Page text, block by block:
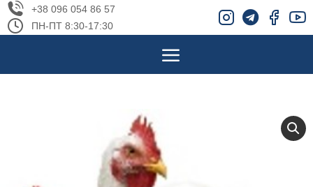
+38 096 054 86 57
ПН-ПТ 8:30-17:30